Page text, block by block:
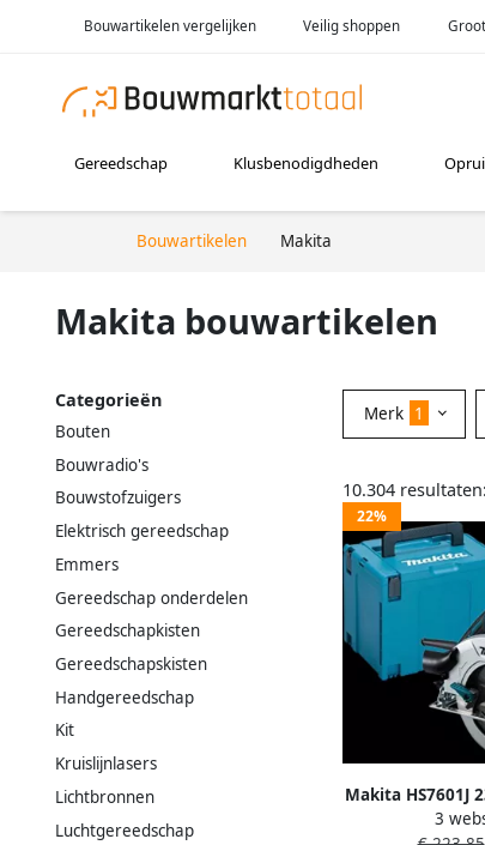
Bouwartikelen vergelijken Veilig shoppen
Gereedschap Klusbenodigdheden
Bouwartikelen Makita
Makita bouwartikelen
Categorieën
Bouten
Bouwradio's
Bouwstofzuigers
Elektrisch gereedschap
Emmers
Gereedschap onderdelen
Gereedschapkisten
Gereedschapskisten
Handgereedschap
Kit
Kruislijnlasers
Lichtbronnen
Luchtgereedschap
Merk 1
10.304 resultaten:
22%
Makita HS7601J
1200w3